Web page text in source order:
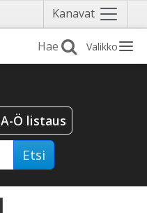
Kanavat Näytä
valikko
Valikko
A-Ö listaus
Etsi